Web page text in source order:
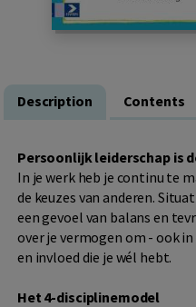
Description Contents
Persoonlijk leiderschap is
In je werk heb je continu te
de keuzes van anderen.
een gevoel van balans en
over je vermogen om - ook
en invloed die je wél hebt.
Het 4-disciplinemodel